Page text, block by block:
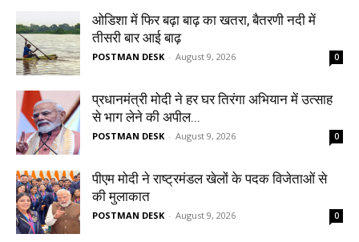
ओडिशा में फिर बढ़ा बाढ़ का खतरा, बैतरणी नदी में
तीसरी बार आई बाढ़
POSTMAN DESK - August 9, 2026 0
प्रधानमंत्री मोदी ने हर घर तिरंगा अभियान में उत्साह
से भाग लेने की अपील...
POSTMAN DESK - August 9, 2026 0
पीएम मोदी ने राष्ट्रमंडल खेलों के पदक विजेताओं से
की मुलाकात
POSTMAN DESK - August 9, 2026 0